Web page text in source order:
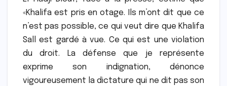
«Khalifa est pris en otage. Ils m’ont dit que ce
n’est pas possible, ce qui veut dire que Khalifa
Sall est gardé à vue. Ce qui est une violation
du droit. La défense que je représente
exprime son indignation, dénonce
vigoureusement la dictature qui ne dit pas son